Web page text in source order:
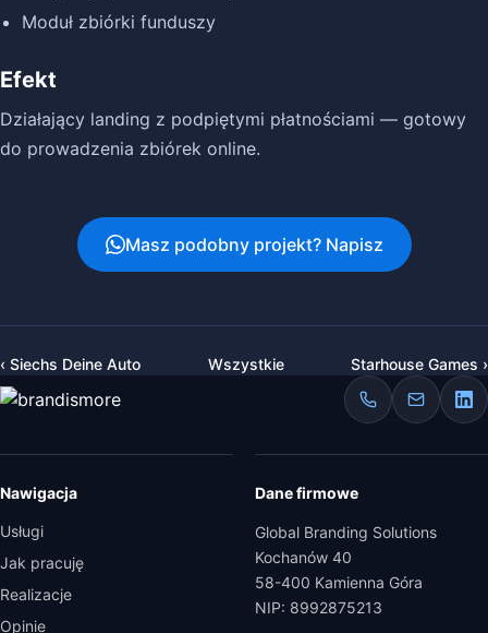
Moduł zbiórki funduszy
Efekt
Działający landing z podpiętymi płatnościami — gotowy
do prowadzenia zbiórek online.
Masz podobny projekt? Napisz
‹ Siechs Deine Auto Wszystkie Starhouse Games ›
Nawigacja
Usługi
Jak pracuję
Realizacje
Opinie
Dane firmowe
Global Branding Solutions
Kochanów 40
58-400 Kamienna Góra
NIP: 8992875213